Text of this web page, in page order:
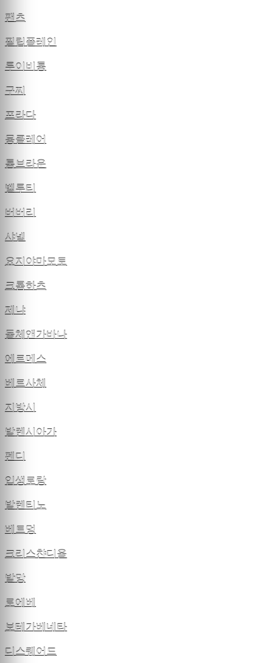
팬츠
필립플레인
루이비통
구찌
프라다
몽클레어
톰브라운
벨루티
버버리
샤넬
요지야마모토
크롬하츠
제냐
돌체앤가바나
에르메스
베르사체
지방시
발렌시아가
펜디
입생로랑
발렌티노
베트멍
크리스챤디올
발망
로에베
보테가베네타
디스퀘어드